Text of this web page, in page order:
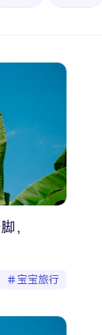
，
宝宝旅行